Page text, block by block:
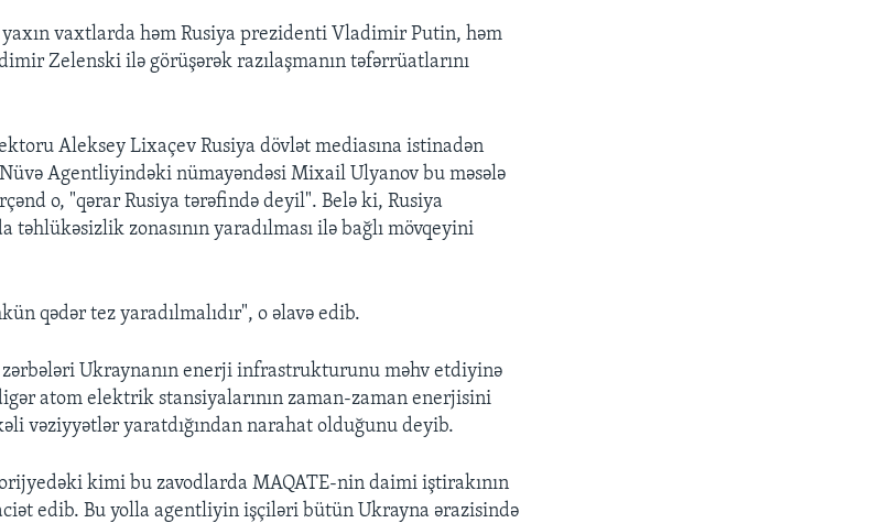
vaxtlarda həm Rusiya prezidenti Vladimir Putin, həm
Zelenski ilə görüşərək razılaşmanın təfərrüatlarını
Aleksey Lixaçev Rusiya dövlət mediasına istinadən
Agentliyindəki nümayəndəsi Mixail Ulyanov bu məsələ
o, "qərar Rusiya tərəfində deyil". Belə ki, Rusiya
təhlükəsizlik zonasının yaradılması ilə bağlı mövqeyini
qədər tez yaradılmalıdır", o əlavə edib.
zərbələri Ukraynanın enerji infrastrukturunu məhv etdiyinə
atom elektrik stansiyalarının zaman-zaman enerjisini
vəziyyətlər yaratdığından narahat olduğunu deyib.
kimi bu zavodlarda MAQATE-nin daimi iştirakının
edib. Bu yolla agentliyin işçiləri bütün Ukrayna ərazisində